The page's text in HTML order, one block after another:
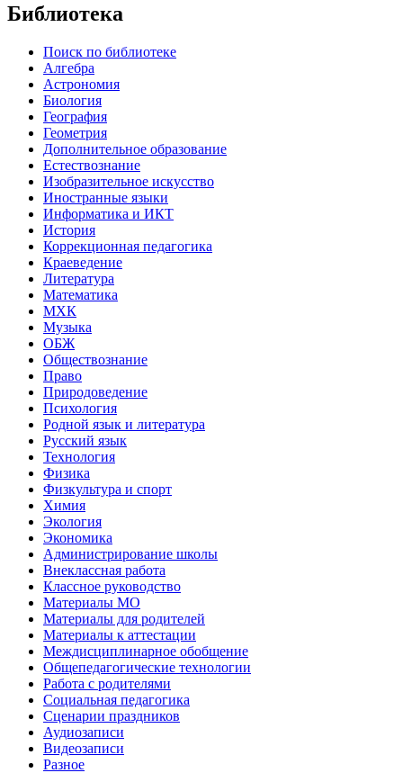
Библиотека
Поиск по библиотеке
Алгебра
Астрономия
Биология
География
Геометрия
Дополнительное образование
Естествознание
Изобразительное искусство
Иностранные языки
Информатика и ИКТ
История
Коррекционная педагогика
Краеведение
Литература
Математика
МХК
Музыка
ОБЖ
Обществознание
Право
Природоведение
Психология
Родной язык и литература
Русский язык
Технология
Физика
Физкультура и спорт
Химия
Экология
Экономика
Администрирование школы
Внеклассная работа
Классное руководство
Материалы МО
Материалы для родителей
Материалы к аттестации
Междисциплинарное обобщение
Общепедагогические технологии
Работа с родителями
Социальная педагогика
Сценарии праздников
Аудиозаписи
Видеозаписи
Разное